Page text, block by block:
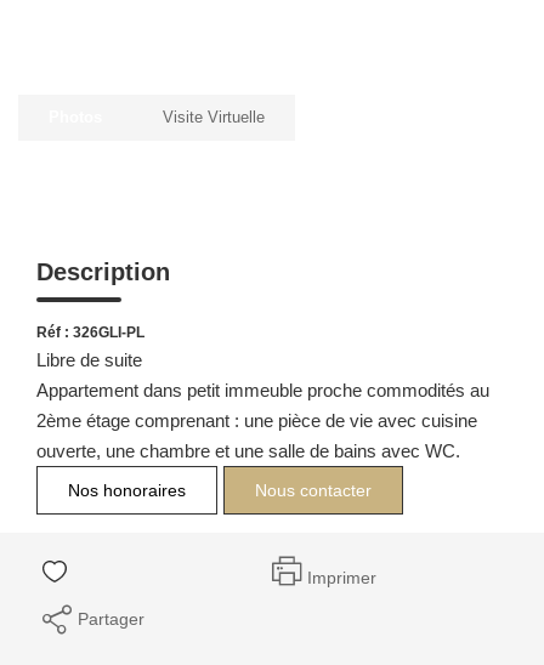
Visite Virtuelle
Description
Réf : 326GLI-PL
Libre de suite
Appartement dans petit immeuble proche commodités au
2ème étage comprenant : une pièce de vie avec cuisine
ouverte, une chambre et une salle de bains avec WC.
Nos honoraires Nous contacter
Imprimer
Partager